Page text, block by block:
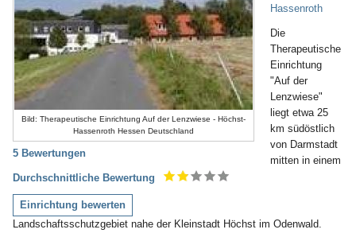
Bild: Therapeutische Einrichtung Auf der Lenzwiese - Höchst-
Hassenroth Hessen Deutschland
5 Bewertungen
Durchschnittliche Bewertung
Einrichtung bewerten
Hassenroth
Die
Therapeutische
Einrichtung
"Auf der
Lenzwiese"
liegt etwa 25
km südöstlich
von Darmstadt
mitten in einem
Landschaftsschutzgebiet nahe der Kleinstadt Höchst im Odenwald.